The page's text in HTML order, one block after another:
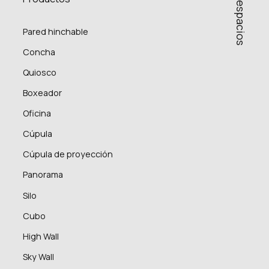
Pared hinchable
Concha
Quiosco
Boxeador
Oficina
Cúpula
Cúpula de proyección
Panorama
Silo
Cubo
High Wall
Sky Wall